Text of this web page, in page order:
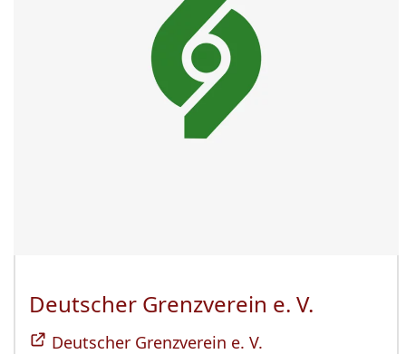
Deutscher Grenzverein e. V.
Deutscher Grenzverein e. V.